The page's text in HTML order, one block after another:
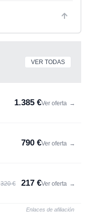
VER TODAS
1.385 €Ver oferta →
790 €Ver oferta →
320 € 217 €Ver oferta →
Enlaces de afiliación